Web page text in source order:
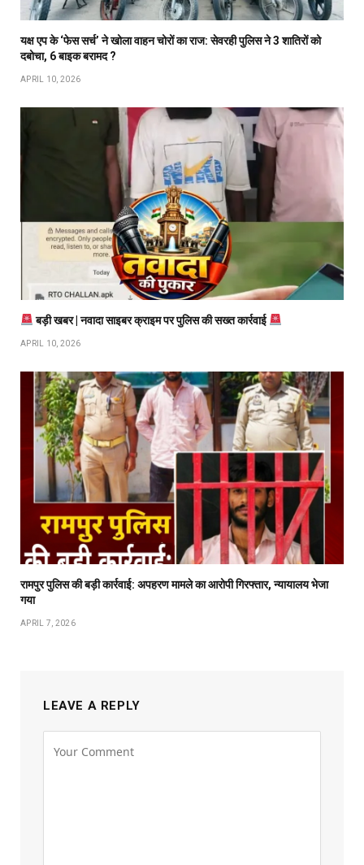
यक्ष एप के ‘फेस सर्च’ ने खोला वाहन चोरों का राज: सेवरही पुलिस ने 3 शातिरों को
दबोचा, 6 बाइक बरामद ?
APRIL 10, 2026
बड़ी खबर | नवादा साइबर क्राइम पर पुलिस की सख्त कार्रवाई
APRIL 10, 2026
रामपुर पुलिस की बड़ी कार्रवाई: अपहरण मामले का आरोपी गिरफ्तार, न्यायालय भेजा
गया
APRIL 7, 2026
LEAVE A REPLY